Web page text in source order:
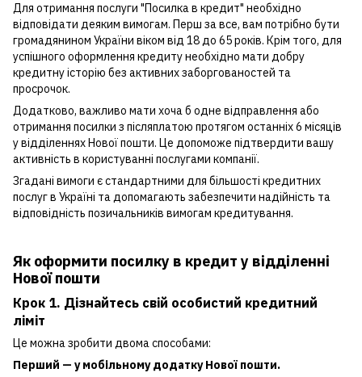
Для отримання послуги "Посилка в кредит" необхідно
відповідати деяким вимогам. Перш за все, вам потрібно бути
громадянином України віком від 18 до 65 років. Крім того, для
успішного оформлення кредиту необхідно мати добру
кредитну історію без активних заборгованостей та
просрочок.
Додатково, важливо мати хоча б одне відправлення або
отримання посилки з післяплатою протягом останніх 6 місяців
у відділеннях Нової пошти. Це допоможе підтвердити вашу
активність в користуванні послугами компанії.
Згадані вимоги є стандартними для більшості кредитних
послуг в Україні та допомагають забезпечити надійність та
відповідність позичальників вимогам кредитування.
Як оформити посилку в кредит у відділенні
Нової пошти
Крок 1. Дізнайтесь свій особистий кредитний
ліміт
Це можна зробити двома способами:
Перший — у мобільному додатку Нової пошти.